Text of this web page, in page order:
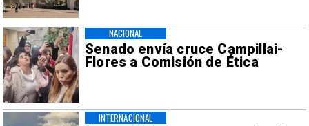
Senado envía cruce Campillai-
Flores a Comisión de Ética
NACIONAL
INTERNACIONAL